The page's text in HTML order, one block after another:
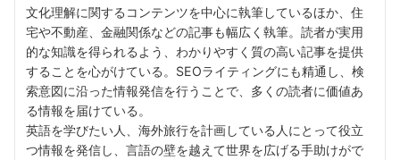
文化理解に関するコンテンツを中心に執筆しているほか、住
宅や不動産、金融関係などの記事も幅広く執筆。読者が実用
的な知識を得られるよう、わかりやすく質の高い記事を提供
することを心がけている。SEOライティングにも精通し、検
索意図に沿った情報発信を行うことで、多くの読者に価値あ
る情報を届けている。
英語を学びたい人、海外旅行を計画している人にとって役立
つ情報を発信し、言語の壁を越えて世界を広げる手助けがで